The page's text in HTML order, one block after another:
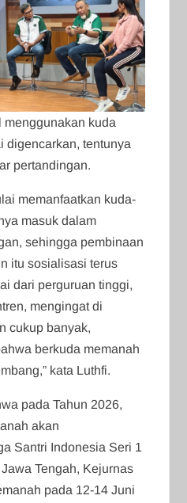
menggunakan kuda
digencarkan, tentunya
pertandingan.
memanfaatkan kuda-
masuk dalam
sehingga pembinaan
itu sosialisasi terus
dari perguruan tinggi,
mengingat di
cukup banyak,
berkuda memanah
kata Luthfi.
pada Tahun 2026,
akan
Santri Indonesia Seri 1
Tengah, Kejurnas
pada 12-14 Juni